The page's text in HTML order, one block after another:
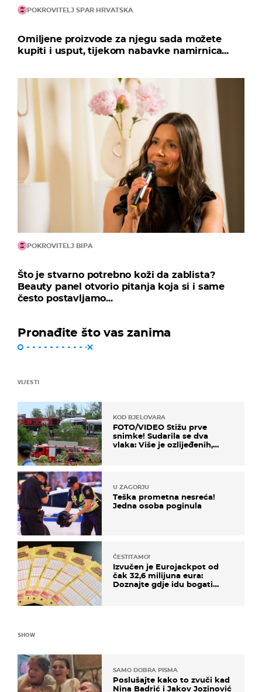
POKROVITELJ SPAR HRVATSKA
Omiljene proizvode za njegu sada možete
kupiti i usput, tijekom nabavke namirnica...
POKROVITELJ BIPA
Što je stvarno potrebno koži da zablista?
Beauty panel otvorio pitanja koja si i same
često postavljamo...
Pronađite što vas zanima
VIJESTI
KOD BJELOVARA
FOTO/VIDEO Stižu prve
snimke! Sudarila se dva
vlaka: Više je ozlijeđenih,
U ZAGORJU
Teška prometna nesreća!
Jedna osoba poginula
ČESTITAMO!
Izvučen je Eurojackpot od
čak 32,6 milijuna eura:
Doznajte gdje idu bogati
SHOW
SAMO DOBRA PISMA
Poslušajte kako to zvuči kad
Nina Badrić i Jakov Jozinović